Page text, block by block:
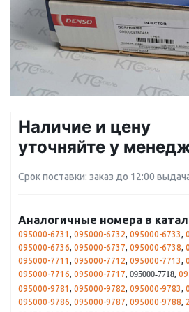
Наличие и цену
уточняйте у
Срок поставки: заказ до 12:00
Аналогичные номера в
095000-6731 , 095000-6732, 095000-6733,
095000-6736, 095000-6737, 095000-6738,
095000-7711 , 095000-7712, 095000-7713,
095000-7716, 095000-7717, 095000-7718,
095000-9781 , 095000-9782, 095000-9783,
095000-9786, 095000-9787, 095000-9788,